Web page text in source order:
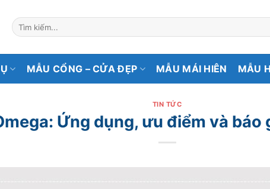
Tìm
kiếm:
MẪU CỔNG – CỬA ĐẸP MẪU MÁI HIÊN MẪU
TIN TỨC
Ứng dụng, ưu điểm và